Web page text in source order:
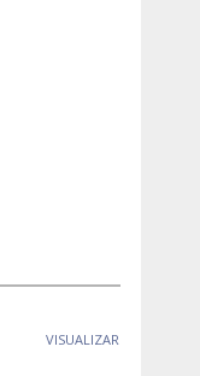
VISUALIZAR